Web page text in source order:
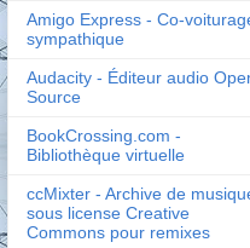
Amigo Express - Co-
sympathique
Audacity - Éditeur audio
Source
BookCrossing.com -
Bibliothèque virtuelle
ccMixter - Archive de
sous license Creative
Commons pour remixes